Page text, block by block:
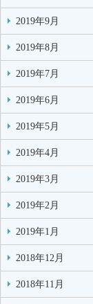
2019年9月
2019年8月
2019年7月
2019年6月
2019年5月
2019年4月
2019年3月
2019年2月
2019年1月
2018年12月
2018年11月